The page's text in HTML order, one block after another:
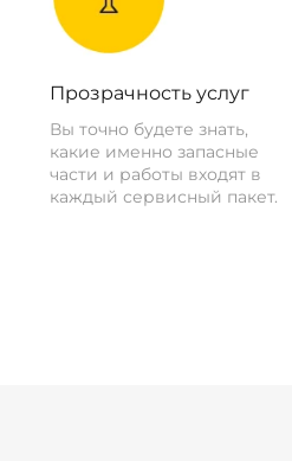
Прозрачность услуг
Вы точно будете знать,
какие именно запасные
части и работы входят в
каждый сервисный пакет.